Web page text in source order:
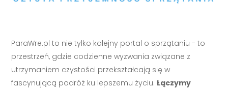
ParaWre.pl to nie tylko kolejny portal o sprzątaniu - to
przestrzeń, gdzie codzienne wyzwania związane z
utrzymaniem czystości przekształcają się w
fascynującą podróż ku lepszemu życiu.Łączymy